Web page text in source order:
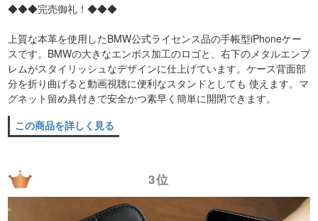
◆◆◆完売御礼！◆◆◆
上質な本革を使用したBMW公式ライセンス品の手帳型iPhoneケー
スです。BMWの大きなエンボス加工のロゴと、右下のメタルエンブ
レムがスタイリッシュなデザインに仕上げています。ケース背面部
分を折り曲げると動画視聴に便利なスタンドとしても 使えます。マ
グネット留め具付きで安全かつ素早く簡単に開閉できます。
この商品を詳しく見る
3位